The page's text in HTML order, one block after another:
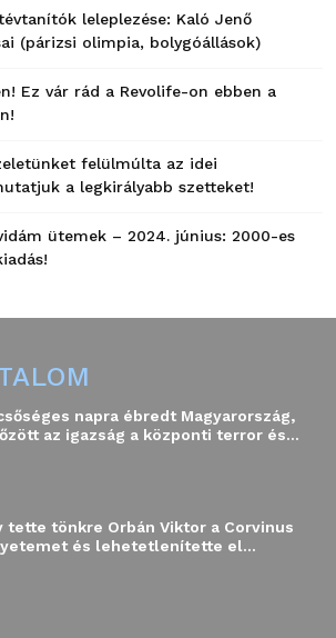
leleplezése: Kaló Jenő
(párizsi olimpia, bolygóállások)
Ez vár rád a Revolife-on ebben a
felülmúlta az idei
a legkirályabb szetteket!
ütemek – 2024. június: 2000-es
napra ébredt Magyarország,
az igazság a központi terror és...
tette tönkre Orbán Viktor a Corvinus
és lehetetlenítette el...